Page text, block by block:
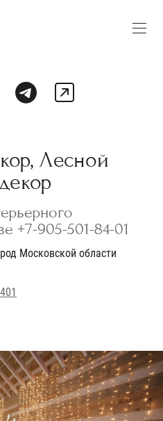
Лесной
+7-905-501-84-01
Московской области